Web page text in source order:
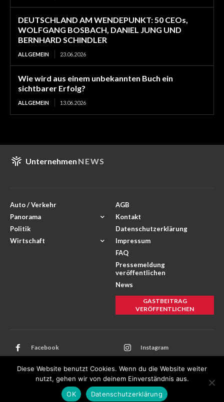
DEUTSCHLAND AM WENDEPUNKT: 50 CEOs,
WOLFGANG BOSBACH, DANIEL JUNG UND
BERNHARD SCHINDLER
ALLGEMEIN 23.06.2026
Wie wird aus einem unbekannten Buch ein
sichtbarer Erfolg?
ALLGEMEIN 13.06.2026
Unternehmen NEWS
Auto / Verkehr
Panorama
Politik
Wirtschaft
AGB
Kontakt
Datenschutzerklärung
Impressum
FAQ
Pressemeldung
veröffentlichen
News
GASTBEITRAG
VERÖFFENTLICHEN
Facebook Instagram
© 2025 Unternehmen-News
Diese Website benutzt Cookies. Wenn du die Website weiter
nutzt, gehen wir von deinem Einverständnis aus.
OK
Datenschutzerklärung